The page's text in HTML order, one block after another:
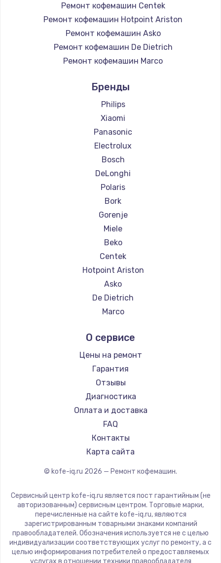
Ремонт кофемашин Centek
Ремонт кофемашин Hotpoint Ariston
Ремонт кофемашин Asko
Ремонт кофемашин De Dietrich
Ремонт кофемашин Marco
Ремонт кофемашин Jura
Ремонт кофемашин Olympia
Ремонт кофемашин Saeco
Ремонт кофемашин La Cimbali
Ремонт кофемашин WMF
Ремонт кофемашин Yamaguchi
Ремонт кофемашин Nivona
Ремонт кофемашин Astoria
Ремонт кофемашин JVC
Ремонт кофемашин Ariston
Ремонт кофемашин Grundig
Ремонт кофемашин ROCKET MOZZAFIATO
Ремонт кофемашин Vivitek
Ремонт кофемашин Thomson
Ремонт кофемашин Hisense
Ремонт кофемашин DELTA
Ремонт кофемашин Tefal
Ремонт кофемашин RED solution
Ремонт кофемашин Bravilor Bonamat
Ремонт кофемашин Vard
Ремонт кофемашин Tuvio
Ремонт кофемашин Carrera
Ремонт кофемашин Supra
Бренды
Philips
Xiaomi
Panasonic
Electrolux
Bosch
DeLonghi
Polaris
Bork
Gorenje
Miele
Beko
Centek
Hotpoint Ariston
Asko
De Dietrich
Marco
Jura
Olympia
Saeco
La Cimbali
WMF
Yamaguchi
Nivona
Astoria
JVC
ROCKET MOZZAFIATO
Vivitek
Thomson
Hisense
DELTA
Tefal
О сервисе
Цены на ремонт
Гарантия
Отзывы
Диагностика
Оплата и доставка
FAQ
Контакты
Карта сайта
© kofe-iq.ru 2026 — Ремонт кофемашин.
Сервисный центр kofe-iq.ru является пост гарантийным (не
авторизованным) сервисным центром. Торговые марки,
перечисленные на сайте kofe-iq.ru, являются
зарегистрированным товарными знаками компаний
правообладателей. Обозначения используется не с целью
индивидуализации соответствующих услуг по ремонту, а с
целью информирования потребителей о предоставляемых
услугах в отношении техники правообладателя